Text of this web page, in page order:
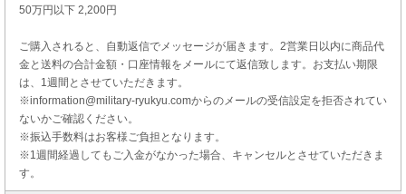
50万円以下 2,200円
ご購入されると、自動返信でメッセージが届きます。2営業日以内に商品代
金と送料の合計金額・口座情報をメールにて返信致します。お支払い期限
は、1週間とさせていただきます。
※information@military-ryukyu.comからのメールの受信設定を拒否されてい
ないかご確認ください。
※振込手数料はお客様ご負担となります。
※1週間経過してもご入金がなかった場合、キャンセルとさせていただきま
す。